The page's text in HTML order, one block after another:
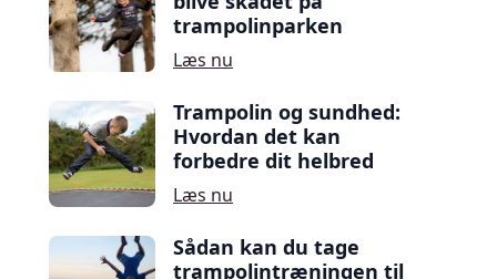
trampolinparken
Læs nu
Trampolin og sundhed:
Hvordan det kan
forbedre dit helbred
Læs nu
Sådan kan du tage
trampolintræningen til